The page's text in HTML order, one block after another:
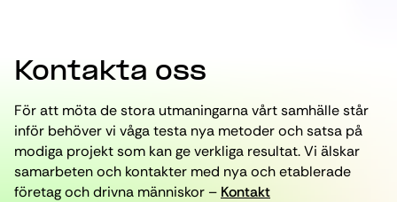
Kontakta oss
För att möta de stora utmaningarna vårt samhälle står
inför behöver vi våga testa nya metoder och satsa på
modiga projekt som kan ge verkliga resultat. Vi älskar
samarbeten och kontakter med nya och etablerade
företag och drivna människor – Kontakt